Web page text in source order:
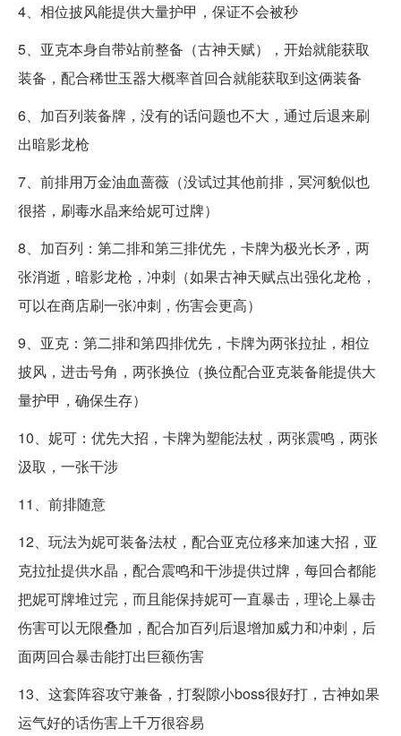
4、相位披风能提供大量护甲，保证不会被秒
5、亚克本身自带站前整备（古神天赋），开始就能获取
装备，配合稀世玉器大概率首回合就能获取到这俩装备
6、加百列装备牌，没有的话问题也不大，通过后退来刷
出暗影龙枪
7、前排用万金油血蔷薇（没试过其他前排，冥河貌似也
很搭，刷毒水晶来给妮可过牌）
8、加百列：第二排和第三排优先，卡牌为极光长矛，两
张消逝，暗影龙枪，冲刺（如果古神天赋点出强化龙枪，
可以在商店刷一张冲刺，伤害会更高）
9、亚克：第二排和第四排优先，卡牌为两张拉扯，相位
披风，进击号角，两张换位（换位配合亚克装备能提供大
量护甲，确保生存）
10、妮可：优先大招，卡牌为塑能法杖，两张震鸣，两张
汲取，一张干涉
11、前排随意
12、玩法为妮可装备法杖，配合亚克位移来加速大招，亚
克拉扯提供水晶，配合震鸣和干涉提供过牌，每回合都能
把妮可牌堆过完，而且能保持妮可一直暴击，理论上暴击
伤害可以无限叠加，配合加百列后退增加威力和冲刺，后
面两回合暴击能打出巨额伤害
13、这套阵容攻守兼备，打裂隙小boss很好打，古神如果
运气好的话伤害上千万很容易